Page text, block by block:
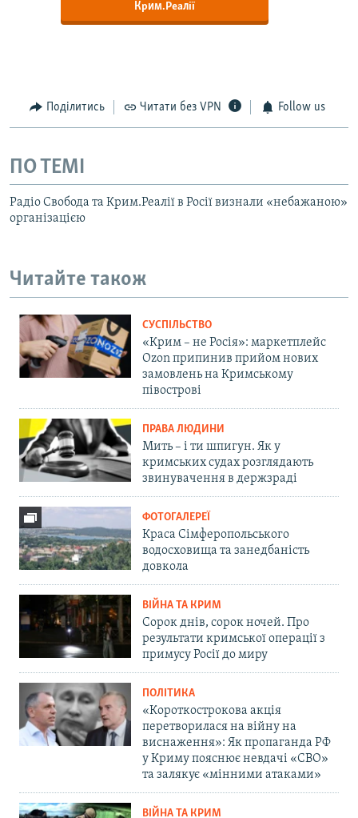
Крим.Реалії
Поділитись Читати без VPN Follow us
ПО ТЕМІ
Радіо Свобода та Крим.Реалії в Росії визнали «небажаною»
організацією
Читайте також
СУСПІЛЬСТВО
«Крим – не Росія»: маркетплейс
Ozon припинив прийом нових
замовлень на Кримському
півострові
ПРАВА ЛЮДИНИ
Мить – і ти шпигун. Як у
кримських судах розглядають
звинувачення в держзраді
ФОТОГАЛЕРЕЇ
Краса Сімферопольського
водосховища та занедбаність
довкола
ВІЙНА ТА КРИМ
Сорок днів, сорок ночей. Про
результати кримської операції з
примусу Росії до миру
ПОЛІТИКА
«Короткострокова акція
перетворилася на війну на
виснаження»: Як пропаганда РФ
у Криму пояснює невдачі «СВО»
та залякує «мінними атаками»
ВІЙНА ТА КРИМ